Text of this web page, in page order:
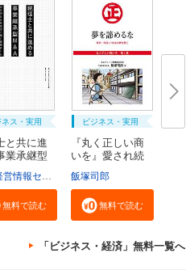
ネス・実用
と共に進
業承継型
日税ビジネスサービス
無料で読む
ビジネス・実用
『丸く正しい商
いを』愛され続
飯塚司郎
無料で読む
「ビジネス・経済」無料一覧へ